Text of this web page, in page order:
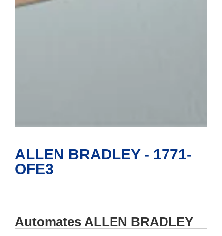
ALLEN BRADLEY - 1771-
OFE3
Automates ALLEN BRADLEY